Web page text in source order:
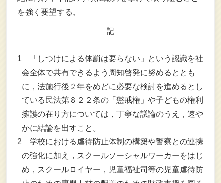
を強く要望する。
記
1 「しつけによる体罰は要らない」という認識を社
会全体で共有できるよう周知啓発に努めるととも
に，法施行後２年をめどに必要な検討を進めるとし
ている民法第８２２条の「懲戒権」や子どもの権利
擁護の在り方については，丁寧な議論のうえ，速や
かに結論を出すこと。
2 学校における虐待防止体制の構築や警察との連携
の強化に加え，スクールソーシャルワーカーをはじ
め，スクールロイヤー，児童福祉司等の児童虐待防